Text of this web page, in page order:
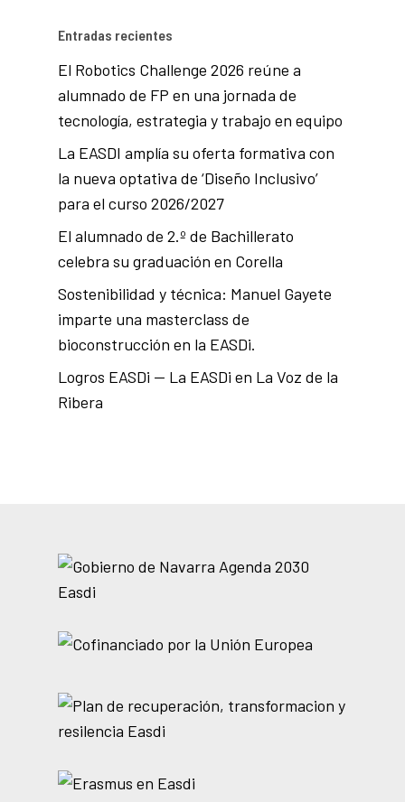
Entradas recientes
El Robotics Challenge 2026 reúne a
alumnado de FP en una jornada de
tecnología, estrategia y trabajo en equipo
La EASDI amplía su oferta formativa con
la nueva optativa de ‘Diseño Inclusivo’
para el curso 2026/2027
El alumnado de 2.º de Bachillerato
celebra su graduación en Corella
Sostenibilidad y técnica: Manuel Gayete
imparte una masterclass de
bioconstrucción en la EASDi.
Logros EASDi — La EASDi en La Voz de la
Ribera